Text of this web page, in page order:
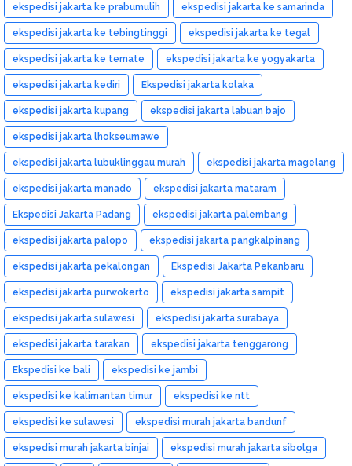
ekspedisi jakarta ke prabumulih ekspedisi jakarta ke samarinda
ekspedisi jakarta ke tebingtinggi ekspedisi jakarta ke tegal
ekspedisi jakarta ke ternate ekspedisi jakarta ke yogyakarta
ekspedisi jakarta kediri Ekspedisi jakarta kolaka
ekspedisi jakarta kupang ekspedisi jakarta labuan bajo
ekspedisi jakarta lhokseumawe
ekspedisi jakarta lubuklinggau murah ekspedisi jakarta magelang
ekspedisi jakarta manado ekspedisi jakarta mataram
Ekspedisi Jakarta Padang ekspedisi jakarta palembang
ekspedisi jakarta palopo ekspedisi jakarta pangkalpinang
ekspedisi jakarta pekalongan Ekspedisi Jakarta Pekanbaru
ekspedisi jakarta purwokerto ekspedisi jakarta sampit
ekspedisi jakarta sulawesi ekspedisi jakarta surabaya
ekspedisi jakarta tarakan ekspedisi jakarta tenggarong
Ekspedisi ke bali ekspedisi ke jambi
ekspedisi ke kalimantan timur ekspedisi ke ntt
ekspedisi ke sulawesi ekspedisi murah jakarta bandunf
ekspedisi murah jakarta binjai ekspedisi murah jakarta sibolga